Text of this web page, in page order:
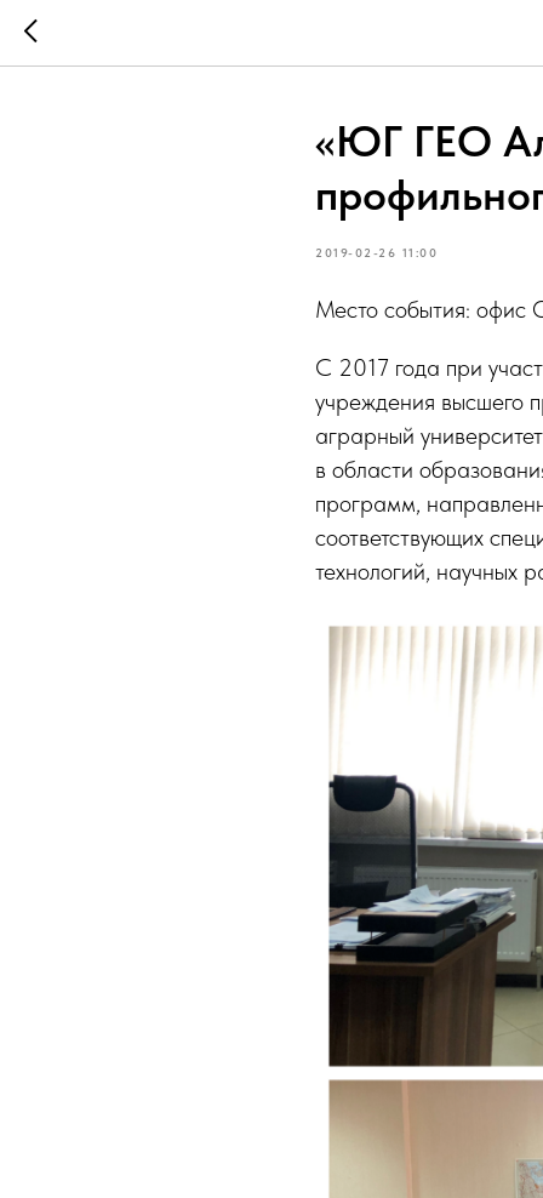
«ЮГ ГЕО
2019-02-26 11:00
Место события:
С 2017 года при
учреждения высшего
аграрный
в области
программ,
соответствующих
технологий, научных